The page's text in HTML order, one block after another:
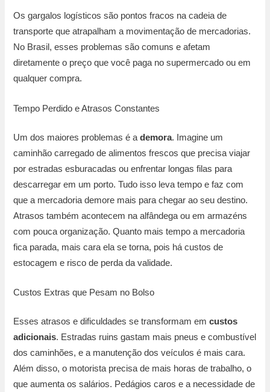
Os gargalos logísticos são pontos fracos na cadeia de
transporte que atrapalham a movimentação de mercadorias.
No Brasil, esses problemas são comuns e afetam
diretamente o preço que você paga no supermercado ou em
qualquer compra.
Tempo Perdido e Atrasos Constantes
Um dos maiores problemas é ademora. Imagine um
caminhão carregado de alimentos frescos que precisa viajar
por estradas esburacadas ou enfrentar longas filas para
descarregar em um porto. Tudo isso leva tempo e faz com
que a mercadoria demore mais para chegar ao seu destino.
Atrasos também acontecem na alfândega ou em armazéns
com pouca organização. Quanto mais tempo a mercadoria
fica parada, mais cara ela se torna, pois há custos de
estocagem e risco de perda da validade.
Custos Extras que Pesam no Bolso
Esses atrasos e dificuldades se transformam emcustos
adicionais. Estradas ruins gastam mais pneus e combustível
dos caminhões, e a manutenção dos veículos é mais cara.
Além disso, o motorista precisa de mais horas de trabalho, o
que aumenta os salários. Pedágios caros e a necessidade de